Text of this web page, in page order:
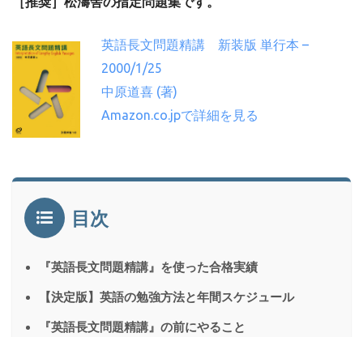
英語長文問題精講 新装版 単行本 –
2000/1/25
中原道喜 (著)
Amazon.co.jpで詳細を見る
目次
『英語長文問題精講』を使った合格実績
【決定版】英語の勉強方法と年間スケジュール
『英語長文問題精講』の前にやること